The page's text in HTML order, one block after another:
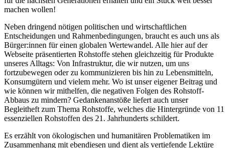
machen wollen!
Neben dringend nötigen politischen und wirtschaftlichen
Entscheidungen und Rahmenbedingungen, braucht es auch uns als
Bürger:innen für einen globalen Wertewandel. Alle hier auf der
Webseite präsentierten Rohstoffe stehen gleichzeitig für Produkte
unseres Alltags: Von Infrastruktur, die wir nutzen, um uns
fortzubewegen oder zu kommunizieren bis hin zu Lebensmitteln,
Konsumgütern und vielem mehr. Wo ist unser eigener Beitrag und
wie können wir mithelfen, die negativen Folgen des Rohstoff-
Abbaus zu mindern? Gedankenanstöße liefert auch unser
Begleitheft zum Thema Rohstoffe, welches die Hintergründe von 11
essenziellen Rohstoffen des 21. Jahrhunderts schildert.
Es erzählt von ökologischen und humanitären Problematiken im
Zusammenhang mit ebendiesen und dient als vertiefende Lektüre